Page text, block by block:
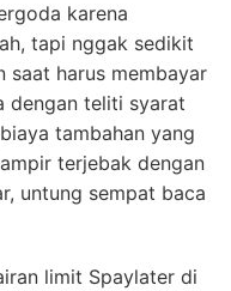
karena
tapi nggak sedikit
saat harus membayar
dengan teliti syarat
tambahan yang
terjebak dengan
untung sempat baca
limit Spaylater di